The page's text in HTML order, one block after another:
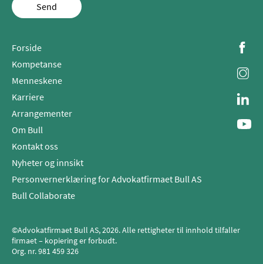
Send
Forside
Kompetanse
Menneskene
Karriere
Arrangementer
Om Bull
Kontakt oss
Nyheter og innsikt
Personvernerklæring for Advokatfirmaet Bull AS
Bull Collaborate
©Advokatfirmaet Bull AS, 2026. Alle rettigheter til innhold tilfaller
firmaet – kopiering er forbudt.
Org. nr.981 459 326